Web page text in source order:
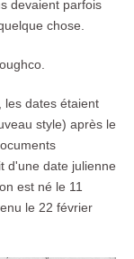
devaient parfois
chose.
les dates étaient
style) après le
d'une date julienne
est né le 11
le 22 février